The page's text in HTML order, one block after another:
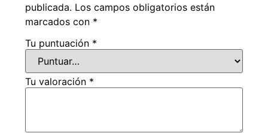
publicada. Los campos obligatorios están
marcados con *
Tu puntuación *
Tu valoración *